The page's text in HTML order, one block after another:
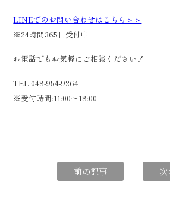
LINEでのお問い合わせはこちら＞＞
※24時間365日受付中
お電話でもお気軽にご相談ください！
TEL 048-954-9264
※受付時間:11:00～18:00
前の記事